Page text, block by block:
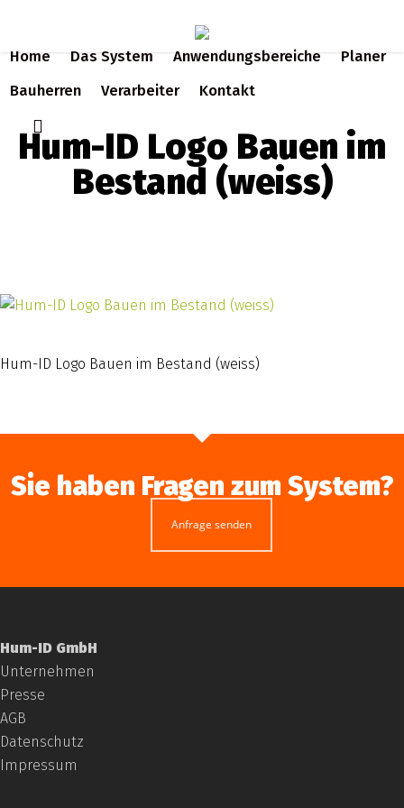
main
content
Home Das System Anwendungsbereiche
Planer
Bauherren
Verarbeiter Kontakt
Hum-ID Logo Bauen im
Bestand (weiss)
Hum-ID Logo Bauen im Bestand (weiss)
Sie haben Fragen zum System?
Anfrage senden
Hum-ID GmbH
Unternehmen
Presse
AGB
Datenschutz
Impressum